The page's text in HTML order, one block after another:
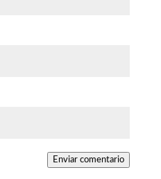
Enviar comentario